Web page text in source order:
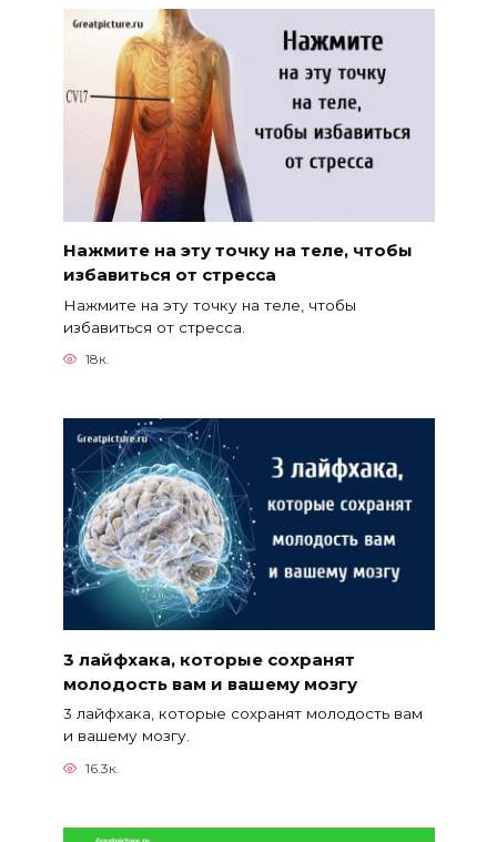
Нажмите на эту точку на теле, чтобы
избавиться от стресса
Нажмите на эту точку на теле, чтобы
избавиться от стресса.
18к.
3 лайфхака, которые сохранят
молодость вам и вашему мозгу
3 лайфхака, которые сохранят молодость вам
и вашему мозгу.
16.3к.